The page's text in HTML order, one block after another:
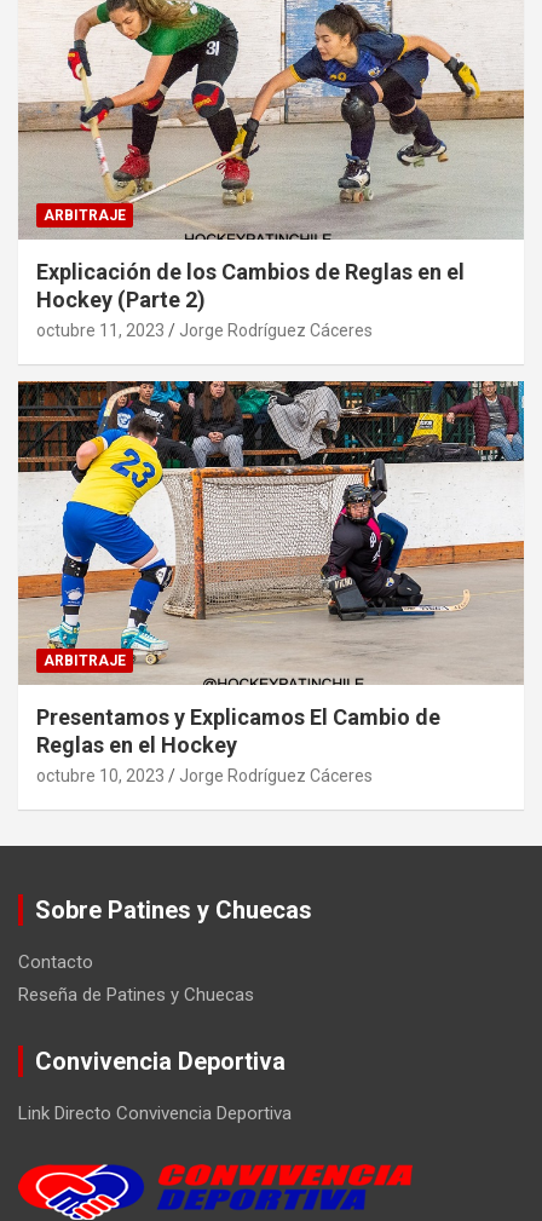
ARBITRAJE
Explicación de los Cambios de Reglas en el
Hockey (Parte 2)
octubre 11, 2023 Jorge Rodríguez Cáceres
ARBITRAJE
Presentamos y Explicamos El Cambio de
Reglas en el Hockey
octubre 10, 2023 Jorge Rodríguez Cáceres
Sobre Patines y Chuecas
Contacto
Reseña de Patines y Chuecas
Convivencia Deportiva
Link Directo Convivencia Deportiva